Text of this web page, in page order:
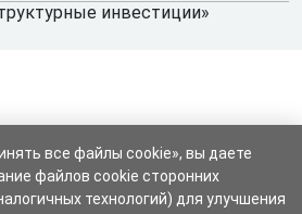
инвестиции»
все файлы cookie», вы даете
файлов cookie сторонних
технологий) для улучшения